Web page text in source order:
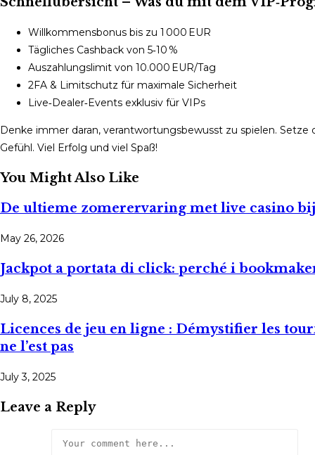
Willkommensbonus bis zu 1 000 EUR
Tägliches Cashback von 5‑10 %
Auszahlungslimit von 10.000 EUR/Tag
2FA & Limitschutz für maximale Sicherheit
Live‑Dealer‑Events exklusiv für VIPs
Denke immer daran, verantwortungsbewusst zu spielen.
Gefühl. Viel Erfolg und viel Spaß!
You Might Also Like
De ultieme zomerervaring met live casino
May 26, 2026
Jackpot a portata di click: perché i
July 8, 2025
Licences de jeu en ligne : Démystifier les
ne l’est pas
July 3, 2025
Leave a Reply